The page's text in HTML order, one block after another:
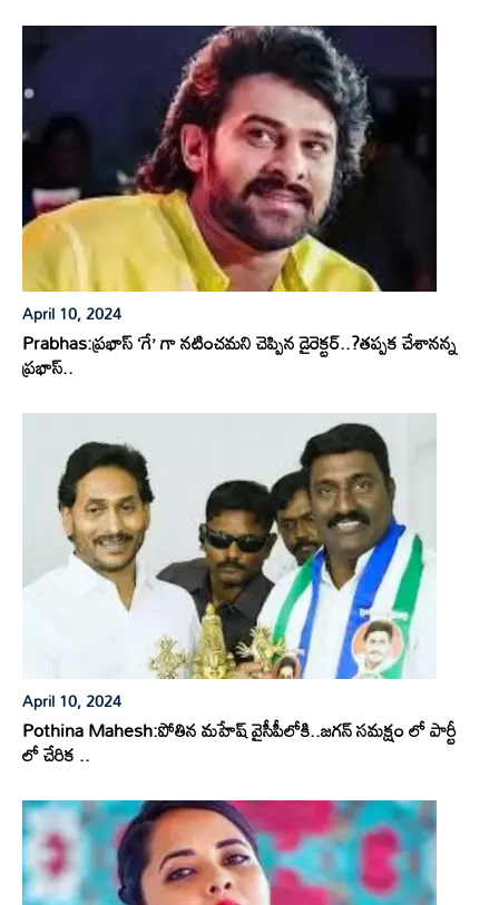
April 10, 2024
Prabhas:ప్రభాస్ ‘గే’ గా నటించమని చెప్పిన డైరెక్టర్..?తప్పక చేశానన్న
ప్రభాస్..
April 10, 2024
Pothina Mahesh:పోతిన మహేష్ వైసీపీలోకి..జగన్ సమక్షం లో పార్టీ
లో చేరిక ..